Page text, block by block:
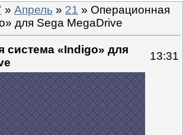
» Апрель » 21 » Операционная
для Sega MegaDrive
система «Indigo» для
13:31